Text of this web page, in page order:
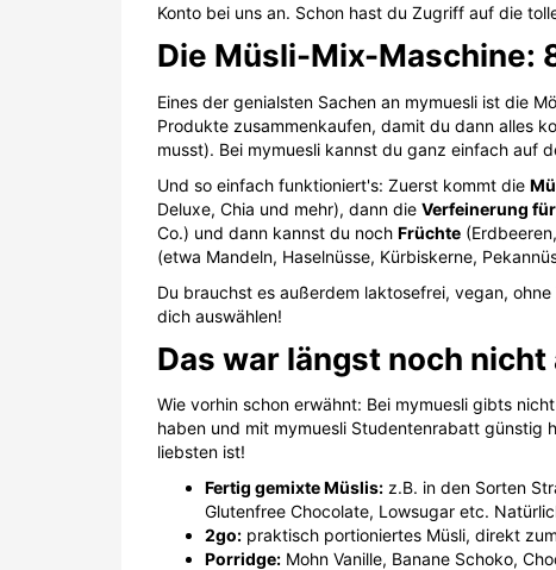
Konto bei uns an. Schon hast du Zugriff auf die
Die Müsli-Mix-Maschine:
Eines der genialsten Sachen an mymuesli ist die
Produkte zusammenkaufen, damit du dann alles
musst). Bei mymuesli kannst du ganz einfach auf
Und so einfach funktioniert's: Zuerst kommt die
Deluxe, Chia und mehr), dann die Verfeinerung
Co.) und dann kannst du noch Früchte
(etwa Mandeln, Haselnüsse, Kürbiskerne,
Du brauchst es außerdem laktosefrei, vegan,
dich auswählen!
Das war längst noch
Wie vorhin schon erwähnt: Bei mymuesli gibts
haben und mit mymuesli Studentenrabatt günstig
liebsten ist!
Fertig gemixte Müslis: z.B. in den Sorten
Glutenfree Chocolate, Lowsugar etc.
2go: praktisch portioniertes Müsli, direkt
Porridge: Mohn Vanille, Banane Schoko,